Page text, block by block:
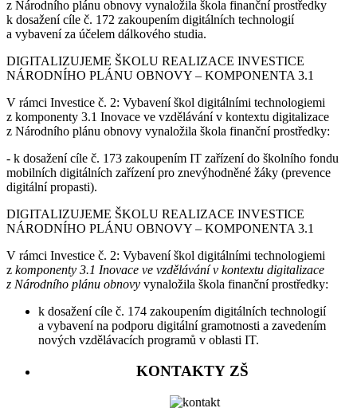
z Národního plánu obnovy vynaložila škola finanční prostředky
k dosažení cíle č. 172 zakoupením digitálních technologií
a vybavení za účelem dálkového studia.
DIGITALIZUJEME ŠKOLU REALIZACE INVESTICE
NÁRODNÍHO PLÁNU OBNOVY – KOMPONENTA 3.1
V rámci Investice č. 2: Vybavení škol digitálními technologiemi
z komponenty 3.1 Inovace ve vzdělávání v kontextu digitalizace
z Národního plánu obnovy vynaložila škola finanční prostředky:
- k dosažení cíle č. 173 zakoupením IT zařízení do školního fondu
mobilních digitálních zařízení pro znevýhodněné žáky (prevence
digitální propasti).
DIGITALIZUJEME ŠKOLU REALIZACE INVESTICE
NÁRODNÍHO PLÁNU OBNOVY – KOMPONENTA 3.1
V rámci Investice č. 2: Vybavení škol digitálními technologiemi
z komponenty 3.1 Inovace ve vzdělávání v kontextu digitalizace
z Národního plánu obnovy vynaložila škola finanční prostředky:
k dosažení cíle č. 174 zakoupením digitálních technologií
a vybavení na podporu digitální gramotnosti a zavedením
nových vzdělávacích programů v oblasti IT.
KONTAKTY ZŠ